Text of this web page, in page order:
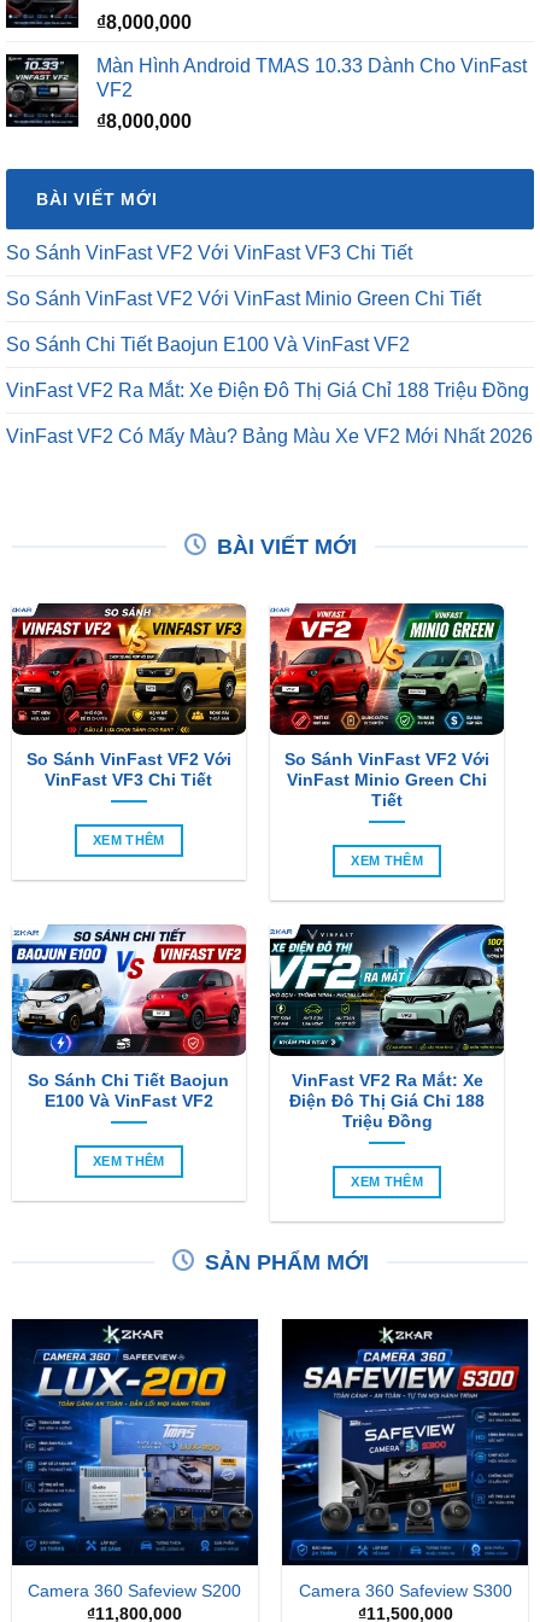
₫8,000,000
Màn Hình Android TMAS 10.33 Dành Cho VinFast
VF2
₫8,000,000
BÀI VIẾT MỚI
So Sánh VinFast VF2 Với VinFast VF3 Chi Tiết
So Sánh VinFast VF2 Với VinFast Minio Green Chi Tiết
So Sánh Chi Tiết Baojun E100 Và VinFast VF2
VinFast VF2 Ra Mắt: Xe Điện Đô Thị Giá Chỉ 188 Triệu Đồng
VinFast VF2 Có Mấy Màu? Bảng Màu Xe VF2 Mới Nhất 2026
BÀI VIẾT MỚI
So Sánh VinFast VF2 Với
VinFast VF3 Chi Tiết
XEM THÊM
So Sánh VinFast VF2 Với
VinFast Minio Green Chi
Tiết
XEM THÊM
So Sánh Chi Tiết Baojun
E100 Và VinFast VF2
XEM THÊM
VinFast VF2 Ra Mắt: Xe
Điện Đô Thị Giá Chỉ 188
Triệu Đồng
XEM THÊM
SẢN PHẨM MỚI
Camera 360 Safeview S200
₫11,800,000
Camera 360 Safeview S300
₫11,500,000